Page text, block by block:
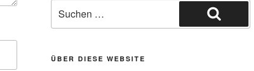
nach:
Suchen
ÜBER DIESE WEBSITE